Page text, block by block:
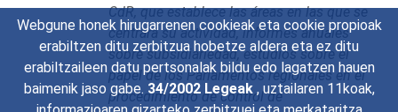
Webgune honek hirugarrenen cookieak eta cookie propioak
erabiltzen ditu zerbitzua hobetze aldera eta ez ditu
erabiltzaileen datu pertsonalak bildu edo lagatzen hauen
baimenik jaso gabe. 34/2002 Legeak , uztailaren 11koak,
CdR, que establece las áreas en las que se
centrará su actividad, informes anuales
sobre subsidiariedad, estudios sobre el
papel de los Parlamentos regionales en el
procedimiento de control de